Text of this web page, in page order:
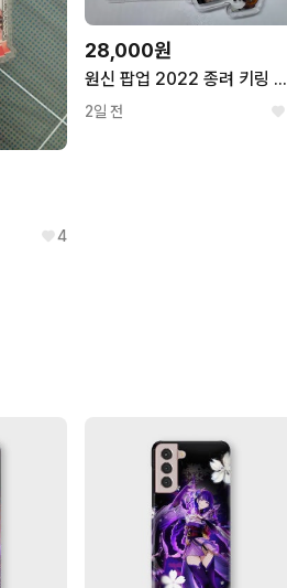
4
28,000원
원신 팝업 2022 종려 키링 포카 일괄
2일 전